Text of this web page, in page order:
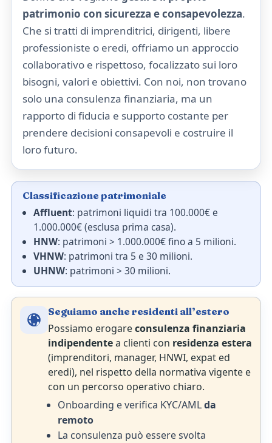
patrimonio con sicurezza e consapevolezza.
Che si tratti di imprenditrici, dirigenti, libere
professioniste o eredi, offriamo un approccio
collaborativo e rispettoso, focalizzato sui loro
bisogni, valori e obiettivi. Con noi, non trovano
solo una consulenza finanziaria, ma un
rapporto di fiducia e supporto costante per
prendere decisioni consapevoli e costruire il
loro futuro.
Classificazione patrimoniale
Affluent: patrimoni liquidi tra 100.000€ e
1.000.000€ (esclusa prima casa).
HNW: patrimoni > 1.000.000€ fino a 5 milioni.
VHNW: patrimoni tra 5 e 30 milioni.
UHNW: patrimoni > 30 milioni.
Seguiamo anche residenti all’estero
Possiamo erogareconsulenza finanziaria
indipendentea clienti con residenza estera
(imprenditori, manager, HNWI, expat ed
eredi), nel rispetto della normativa vigente e
con un percorso operativo chiaro.
Onboarding e verifica KYC/AMLda
remoto
La consulenza può essere svolta